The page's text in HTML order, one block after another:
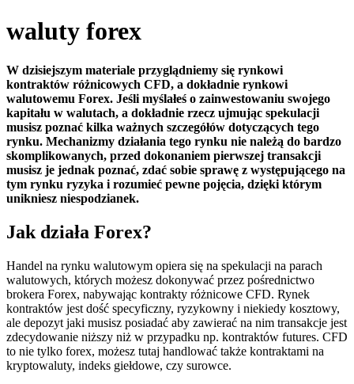
waluty forex
W dzisiejszym materiale przyglądniemy się rynkowi
kontraktów różnicowych CFD, a dokładnie rynkowi
walutowemu Forex. Jeśli myślałeś o zainwestowaniu swojego
kapitału w walutach, a dokładnie rzecz ujmując spekulacji
musisz poznać kilka ważnych szczegółów dotyczących tego
rynku. Mechanizmy działania tego rynku nie należą do bardzo
skomplikowanych, przed dokonaniem pierwszej transakcji
musisz je jednak poznać, zdać sobie sprawę z występującego na
tym rynku ryzyka i rozumieć pewne pojęcia, dzięki którym
unikniesz niespodzianek.
Jak działa Forex?
Handel na rynku walutowym opiera się na spekulacji na parach
walutowych, których możesz dokonywać przez pośrednictwo
brokera Forex, nabywając kontrakty różnicowe CFD. Rynek
kontraktów jest dość specyficzny, ryzykowny i niekiedy kosztowy,
ale depozyt jaki musisz posiadać aby zawierać na nim transakcje jest
zdecydowanie niższy niż w przypadku np. kontraktów futures. CFD
to nie tylko forex, możesz tutaj handlować także kontraktami na
kryptowaluty, indeks giełdowe, czy surowce.